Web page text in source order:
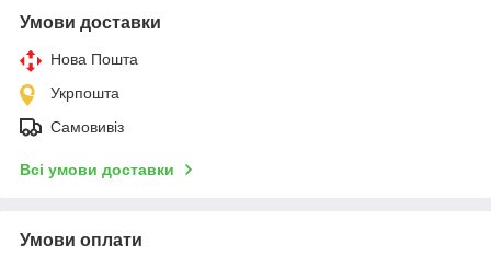
Умови доставки
Нова Пошта
Укрпошта
Самовивіз
Всі умови доставки
Умови оплати